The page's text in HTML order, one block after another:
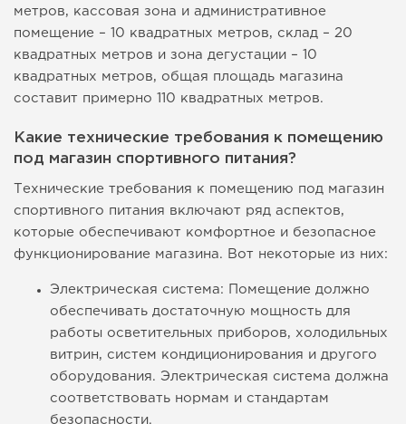
метров, кассовая зона и административное
помещение – 10 квадратных метров, склад – 20
квадратных метров и зона дегустации – 10
квадратных метров, общая площадь магазина
составит примерно 110 квадратных метров.
Какие технические требования к помещению
под магазин спортивного питания?
Технические требования к помещению под магазин
спортивного питания включают ряд аспектов,
которые обеспечивают комфортное и безопасное
функционирование магазина. Вот некоторые из них:
Электрическая система: Помещение должно
обеспечивать достаточную мощность для
работы осветительных приборов, холодильных
витрин, систем кондиционирования и другого
оборудования. Электрическая система должна
соответствовать нормам и стандартам
безопасности.